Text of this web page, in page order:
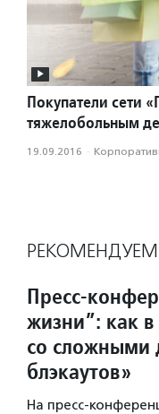
Покупатели сети
тяжелобольным
19.09.2016 ·
РЕКОМЕНДУЕМ
Пресс-
жизни”: как
со сложными
блэкаутов»
На пресс-